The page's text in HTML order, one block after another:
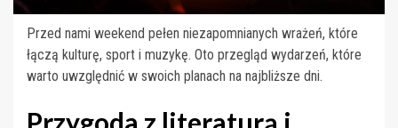
Przed nami weekend pełen niezapomnianych wrażeń, które
łączą kulturę, sport i muzykę. Oto przegląd wydarzeń, które
warto uwzględnić w swoich planach na najbliższe dni.